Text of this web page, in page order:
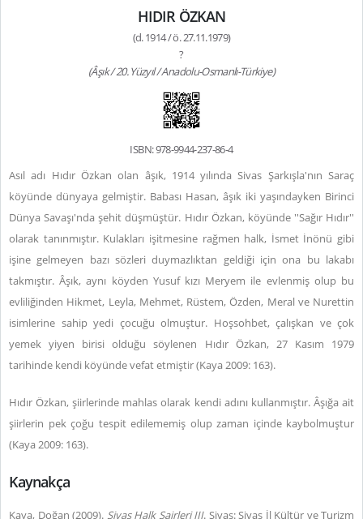
HIDIR ÖZKAN
(d. 1914 / ö. 27.11.1979)
?
(Âşık / 20. Yüzyıl / Anadolu-Osmanlı-Türkiye)
ISBN: 978-9944-237-86-4
Asıl adı Hıdır Özkan olan âşık, 1914 yılında Sivas Şarkışla'nın Saraç
köyünde dünyaya gelmiştir. Babası Hasan, âşık iki yaşındayken Birinci
Dünya Savaşı'nda şehit düşmüştür. Hıdır Özkan, köyünde ''Sağır Hıdır''
olarak tanınmıştır. Kulakları işitmesine rağmen halk, İsmet İnönü gibi
işine gelmeyen bazı sözleri duymazlıktan geldiği için ona bu lakabı
takmıştır. Âşık, aynı köyden Yusuf kızı Meryem ile evlenmiş olup bu
evliliğinden Hikmet, Leyla, Mehmet, Rüstem, Özden, Meral ve Nurettin
isimlerine sahip yedi çocuğu olmuştur. Hoşsohbet, çalışkan ve çok
yemek yiyen birisi olduğu söylenen Hıdır Özkan, 27 Kasım 1979
tarihinde kendi köyünde vefat etmiştir (Kaya 2009: 163).
Hıdır Özkan, şiirlerinde mahlas olarak kendi adını kullanmıştır. Âşığa ait
şiirlerin pek çoğu tespit edilememiş olup zaman içinde kaybolmuştur
(Kaya 2009: 163).
Kaynakça
Kaya, Doğan (2009). Sivas Halk Şairleri III. Sivas: Sivas İl Kültür ve Turizm